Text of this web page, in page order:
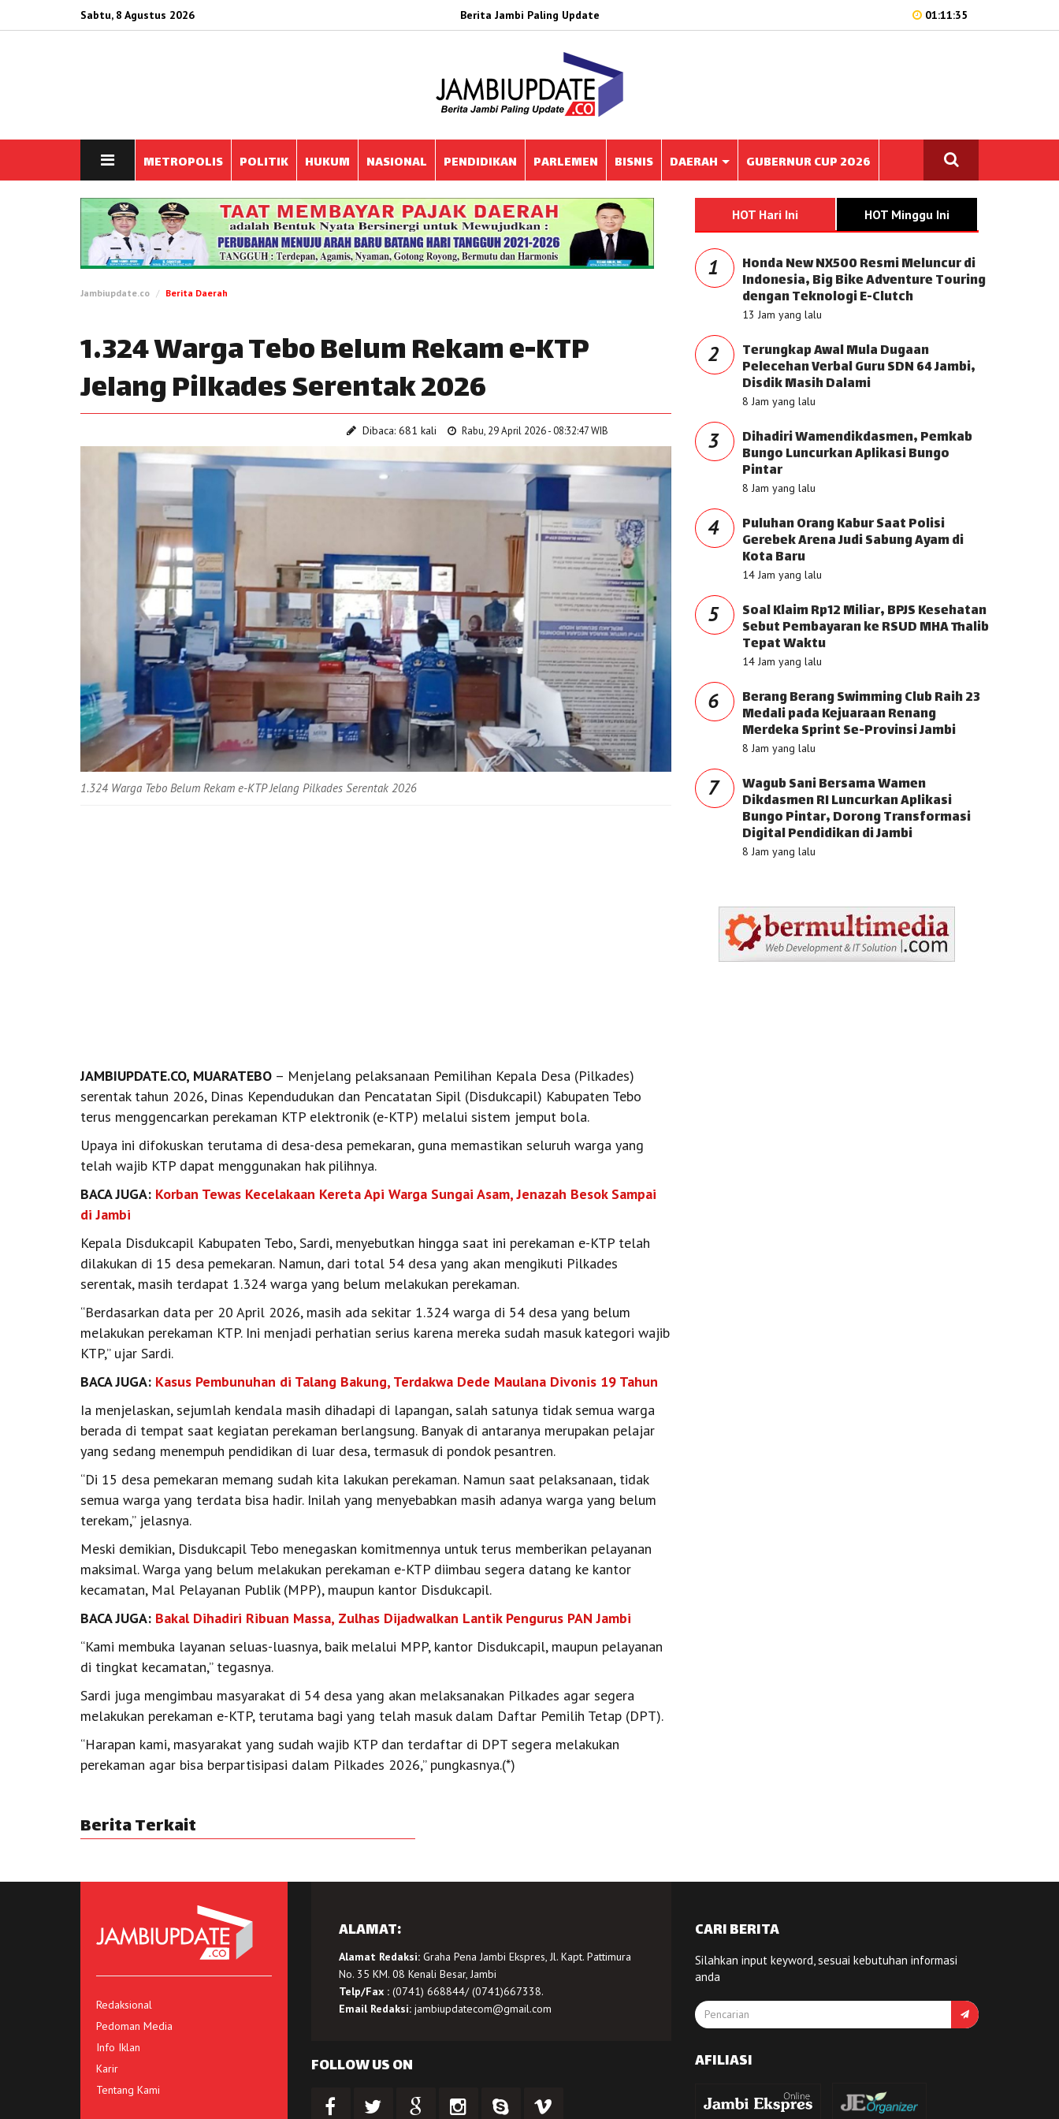
Sabtu, 8 Agustus 2026 Berita Jambi Paling Update 01:11:35
METROPOLIS POLITIK HUKUM NASIONAL PENDIDIKAN PARLEMEN BISNIS DAERAH GUBERNUR CUP 2026
Jambiupdate.co Berita Daerah
1.324 Warga Tebo Belum Rekam e-KTP
Jelang Pilkades Serentak 2026
Dibaca: 681 kali Rabu, 29 April 2026 - 08:32:47 WIB
1.324 Warga Tebo Belum Rekam e-KTP Jelang Pilkades Serentak 2026
JAMBIUPDATE.CO, MUARATEBO – Menjelang pelaksanaan Pemilihan Kepala Desa (Pilkades)
serentak tahun 2026, Dinas Kependudukan dan Pencatatan Sipil (Disdukcapil) Kabupaten Tebo
terus menggencarkan perekaman KTP elektronik (e-KTP) melalui sistem jemput bola.
Upaya ini difokuskan terutama di desa-desa pemekaran, guna memastikan seluruh warga yang
telah wajib KTP dapat menggunakan hak pilihnya.
BACA JUGA: Korban Tewas Kecelakaan Kereta Api Warga Sungai Asam, Jenazah Besok Sampai
di Jambi
Kepala Disdukcapil Kabupaten Tebo, Sardi, menyebutkan hingga saat ini perekaman e-KTP telah
dilakukan di 15 desa pemekaran. Namun, dari total 54 desa yang akan mengikuti Pilkades
serentak, masih terdapat 1.324 warga yang belum melakukan perekaman.
“Berdasarkan data per 20 April 2026, masih ada sekitar 1.324 warga di 54 desa yang belum
melakukan perekaman KTP. Ini menjadi perhatian serius karena mereka sudah masuk kategori wajib
KTP,” ujar Sardi.
BACA JUGA: Kasus Pembunuhan di Talang Bakung, Terdakwa Dede Maulana Divonis 19 Tahun
Ia menjelaskan, sejumlah kendala masih dihadapi di lapangan, salah satunya tidak semua warga
berada di tempat saat kegiatan perekaman berlangsung. Banyak di antaranya merupakan pelajar
yang sedang menempuh pendidikan di luar desa, termasuk di pondok pesantren.
“Di 15 desa pemekaran memang sudah kita lakukan perekaman. Namun saat pelaksanaan, tidak
semua warga yang terdata bisa hadir. Inilah yang menyebabkan masih adanya warga yang belum
terekam,” jelasnya.
Meski demikian, Disdukcapil Tebo menegaskan komitmennya untuk terus memberikan pelayanan
maksimal. Warga yang belum melakukan perekaman e-KTP diimbau segera datang ke kantor
kecamatan, Mal Pelayanan Publik (MPP), maupun kantor Disdukcapil.
BACA JUGA: Bakal Dihadiri Ribuan Massa, Zulhas Dijadwalkan Lantik Pengurus PAN Jambi
“Kami membuka layanan seluas-luasnya, baik melalui MPP, kantor Disdukcapil, maupun pelayanan
di tingkat kecamatan,” tegasnya.
Sardi juga mengimbau masyarakat di 54 desa yang akan melaksanakan Pilkades agar segera
melakukan perekaman e-KTP, terutama bagi yang telah masuk dalam Daftar Pemilih Tetap (DPT).
“Harapan kami, masyarakat yang sudah wajib KTP dan terdaftar di DPT segera melakukan
perekaman agar bisa berpartisipasi dalam Pilkades 2026,” pungkasnya.(*)
Berita Terkait
HOT Hari Ini HOT Minggu Ini
1 Honda New NX500 Resmi Meluncur di
Indonesia, Big Bike Adventure Touring
dengan Teknologi E-Clutch
13 Jam yang lalu
2 Terungkap Awal Mula Dugaan
Pelecehan Verbal Guru SDN 64 Jambi,
Disdik Masih Dalami
8 Jam yang lalu
3 Dihadiri Wamendikdasmen, Pemkab
Bungo Luncurkan Aplikasi Bungo
Pintar
8 Jam yang lalu
4 Puluhan Orang Kabur Saat Polisi
Gerebek Arena Judi Sabung Ayam di
Kota Baru
14 Jam yang lalu
5 Soal Klaim Rp12 Miliar, BPJS Kesehatan
Sebut Pembayaran ke RSUD MHA Thalib
Tepat Waktu
14 Jam yang lalu
6 Berang Berang Swimming Club Raih 23
Medali pada Kejuaraan Renang
Merdeka Sprint Se-Provinsi Jambi
8 Jam yang lalu
7 Wagub Sani Bersama Wamen
Dikdasmen RI Luncurkan Aplikasi
Bungo Pintar, Dorong Transformasi
Digital Pendidikan di Jambi
8 Jam yang lalu
Redaksional
Pedoman Media
Info Iklan
Karir
Tentang Kami
ALAMAT:
Alamat Redaksi:Graha Pena Jambi Ekspres, Jl. Kapt. Pattimura
No. 35 KM. 08 Kenali Besar, Jambi
Telp/Fax :(0741) 668844/ (0741)667338.
Email Redaksi: jambiupdatecom@gmail.com
FOLLOW US ON
CARI BERITA
Silahkan input keyword, sesuai kebutuhan informasi
anda
AFILIASI